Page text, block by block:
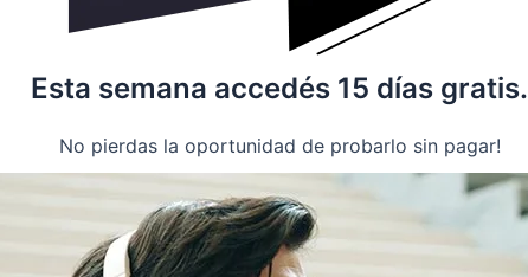
Esta semana accedés 15 días gratis.
No pierdas la oportunidad de probarlo sin pagar!